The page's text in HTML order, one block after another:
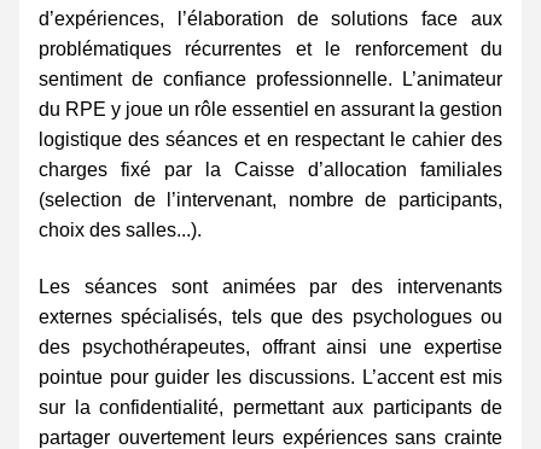
d’expériences, l’élaboration de solutions face aux
problématiques récurrentes et le renforcement du
sentiment de confiance professionnelle. L’animateur
du RPE y joue un rôle essentiel en assurant la gestion
logistique des séances et en respectant le cahier des
charges fixé par la Caisse d’allocation familiales
(selection de l’intervenant, nombre de participants,
choix des salles...).
Les séances sont animées par des intervenants
externes spécialisés, tels que des psychologues ou
des psychothérapeutes, offrant ainsi une expertise
pointue pour guider les discussions. L’accent est mis
sur la confidentialité, permettant aux participants de
partager ouvertement leurs expériences sans crainte